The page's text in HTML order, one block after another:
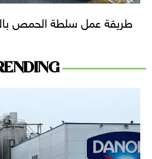
طريقة عمل سلطة الحمص